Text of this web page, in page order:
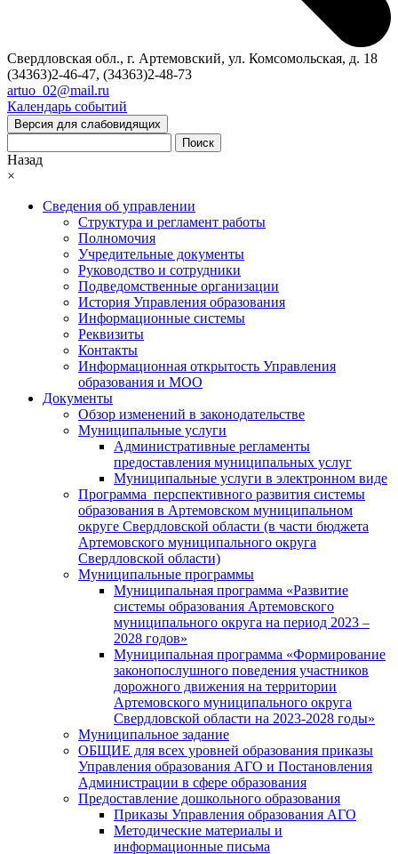
Свердловская обл., г. Артемовский, ул. Комсомольская, д. 18
(34363)2-46-47, (34363)2-48-73
artuo_02@mail.ru
Календарь событий
Версия для слабовидящих
Поиск
Назад
×
Сведения об управлении
Структура и регламент работы
Полномочия
Учредительные документы
Руководство и сотрудники
Подведомственные организации
История Управления образования
Информационные системы
Реквизиты
Контакты
Информационная открытость Управления
образования и МОО
Документы
Обзор изменений в законодательстве
Муниципальные услуги
Административные регламенты
предоставления муниципальных услуг
Муниципальные услуги в электронном виде
Программа перспективного развития системы
образования в Артемовском муниципальном
округе Свердловской области (в части бюджета
Артемовского муниципального округа
Свердловской области)
Муниципальные программы
Муниципальная программа «Развитие
системы образования Артемовского
муниципального округа на период 2023 –
2028 годов»
Муниципальная программа «Формирование
законопослушного поведения участников
дорожного движения на территории
Артемовского муниципального округа
Свердловской области на 2023-2028 годы»
Муниципальное задание
ОБЩИЕ для всех уровней образования приказы
Управления образования АГО и Постановления
Администрации в сфере образования
Предоставление дошкольного образования
Приказы Управления образования АГО
Методические материалы и
информационные письма